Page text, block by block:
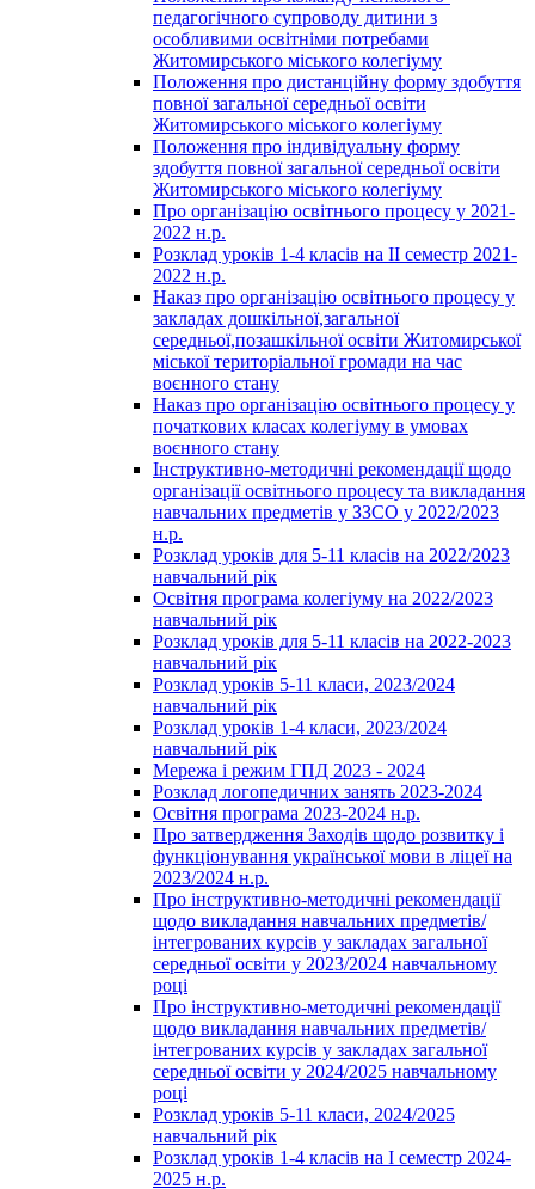
педагогічного супроводу дитини з
особливими освітніми потребами
Житомирського міського колегіуму
Положення про дистанційну форму здобуття
повної загальної середньої освіти
Житомирського міського колегіуму
Положення про індивідуальну форму
здобуття повної загальної середньої освіти
Житомирського міського колегіуму
Про організацію освітнього процесу у 2021-
2022 н.р.
Розклад уроків 1-4 класів на ІІ семестр 2021-
2022 н.р.
Наказ про організацію освітнього процесу у
закладах дошкільної,загальної
середньої,позашкільної освіти Житомирської
міської територіальної громади на час
воєнного стану
Наказ про організацію освітнього процесу у
початкових класах колегіуму в умовах
воєнного стану
Інструктивно-методичні рекомендації щодо
організації освітнього процесу та викладання
навчальних предметів у ЗЗСО у 2022/2023
н.р.
Розклад уроків для 5-11 класів на 2022/2023
навчальний рік
Освітня програма колегіуму на 2022/2023
навчальний рік
Розклад уроків для 5-11 класів на 2022-2023
навчальний рік
Розклад уроків 5-11 класи, 2023/2024
навчальний рік
Розклад уроків 1-4 класи, 2023/2024
навчальний рік
Мережа і режим ГПД 2023 - 2024
Розклад логопедичних занять 2023-2024
Освітня програма 2023-2024 н.р.
Про затвердження Заходів щодо розвитку і
функціонування української мови в ліцеї на
2023/2024 н.р.
Про інструктивно-методичні рекомендації
щодо викладання навчальних предметів/
інтегрованих курсів у закладах загальної
середньої освіти у 2023/2024 навчальному
році
Про інструктивно-методичні рекомендації
щодо викладання навчальних предметів/
інтегрованих курсів у закладах загальної
середньої освіти у 2024/2025 навчальному
році
Розклад уроків 5-11 класи, 2024/2025
навчальний рік
Розклад уроків 1-4 класів на І семестр 2024-
2025 н.р.